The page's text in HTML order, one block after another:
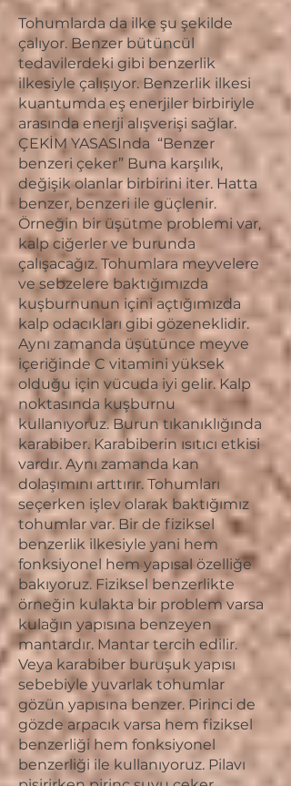
Tohumlarda da ilke şu şekilde
çalıyor. Benzer bütüncül
tedavilerdeki gibi benzerlik
ilkesiyle çalışıyor. Benzerlik ilkesi
kuantumda eş enerjiler birbiriyle
arasında enerji alışverişi sağlar.
ÇEKİM YASASInda “Benzer
benzeri çeker” Buna karşılık,
değişik olanlar birbirini iter. Hatta
benzer, benzeri ile güçlenir.
Örneğin bir üşütme problemi var,
kalp ciğerler ve burunda
çalışacağız. Tohumlara meyvelere
ve sebzelere baktığımızda
kuşburnunun içini açtığımızda
kalp odacıkları gibi gözeneklidir.
Aynı zamanda üşütünce meyve
içeriğinde C vitamini yüksek
olduğu için vücuda iyi gelir. Kalp
noktasında kuşburnu
kullanıyoruz. Burun tıkanıklığında
karabiber. Karabiberin ısıtıcı etkisi
vardır. Aynı zamanda kan
dolaşımını arttırır. Tohumları
seçerken işlev olarak baktığımız
tohumlar var. Bir de fiziksel
benzerlik ilkesiyle yani hem
fonksiyonel hem yapısal özelliğe
bakıyoruz. Fiziksel benzerlikte
örneğin kulakta bir problem varsa
kulağın yapısına benzeyen
mantardır. Mantar tercih edilir.
Veya karabiber buruşuk yapısı
sebebiyle yuvarlak tohumlar
gözün yapısına benzer. Pirinci de
gözde arpacık varsa hem fiziksel
benzerliği hem fonksiyonel
benzerliği ile kullanıyoruz. Pilavı